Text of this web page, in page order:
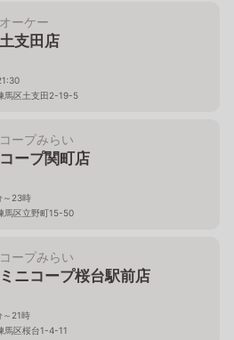
オーケー
土支田店
馬区土支田2-19-5
コープみらい
コープ関町店
～23時
馬区立野町15-50
コープみらい
ミニコープ桜台駅前店
～21時
馬区桜台1-4-11